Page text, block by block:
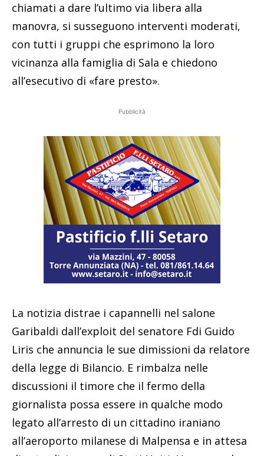
chiamati a dare l’ultimo via libera alla
manovra, si susseguono interventi moderati,
con tutti i gruppi che esprimono la loro
vicinanza alla famiglia di Sala e chiedono
all’esecutivo di «fare presto».
Pubblicità
La notizia distrae i capannelli nel salone
Garibaldi dall’exploit del senatore Fdi Guido
Liris che annuncia le sue dimissioni da relatore
della legge di Bilancio. E rimbalza nelle
discussioni il timore che il fermo della
giornalista possa essere in qualche modo
legato all’arresto di un cittadino iraniano
all’aeroporto milanese di Malpensa e in attesa